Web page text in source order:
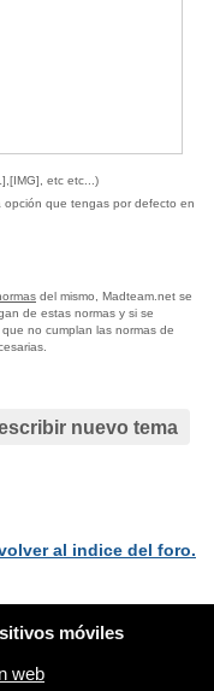
etc etc...)
opción que tengas por defecto en
del mismo, Madteam.net se
de estas normas y si se
no cumplan las normas de
nuevo tema
al indice del foro.
móviles
web